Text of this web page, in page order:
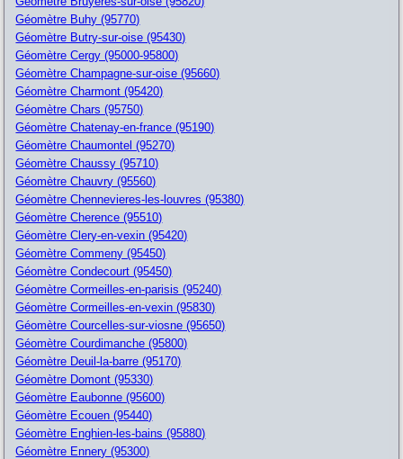
Géomètre Buhy (95770)
Géomètre Butry-sur-oise (95430)
Géomètre Cergy (95000-95800)
Géomètre Champagne-sur-oise (95660)
Géomètre Charmont (95420)
Géomètre Chars (95750)
Géomètre Chatenay-en-france (95190)
Géomètre Chaumontel (95270)
Géomètre Chaussy (95710)
Géomètre Chauvry (95560)
Géomètre Chennevieres-les-louvres (95380)
Géomètre Cherence (95510)
Géomètre Clery-en-vexin (95420)
Géomètre Commeny (95450)
Géomètre Condecourt (95450)
Géomètre Cormeilles-en-parisis (95240)
Géomètre Cormeilles-en-vexin (95830)
Géomètre Courcelles-sur-viosne (95650)
Géomètre Courdimanche (95800)
Géomètre Deuil-la-barre (95170)
Géomètre Domont (95330)
Géomètre Eaubonne (95600)
Géomètre Ecouen (95440)
Géomètre Enghien-les-bains (95880)
Géomètre Ennery (95300)